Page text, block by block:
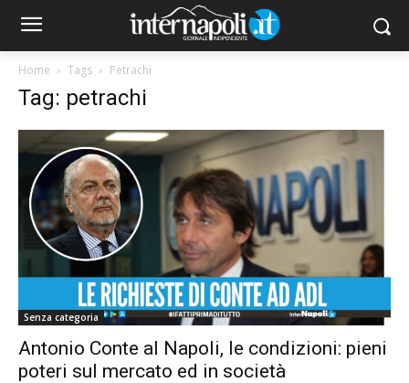
Home Tags Petrachi
Tag: petrachi
Senza categoria
Antonio Conte al Napoli, le condizioni: pieni
poteri sul mercato ed in società